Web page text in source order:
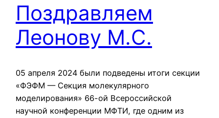
Поздравляем
Леонову М.С.
05 апреля 2024 были подведены итоги секции
«ФЭФМ — Секция молекулярного
моделирования» 66-ой Всероссийской
научной конференции МФТИ, где одним из